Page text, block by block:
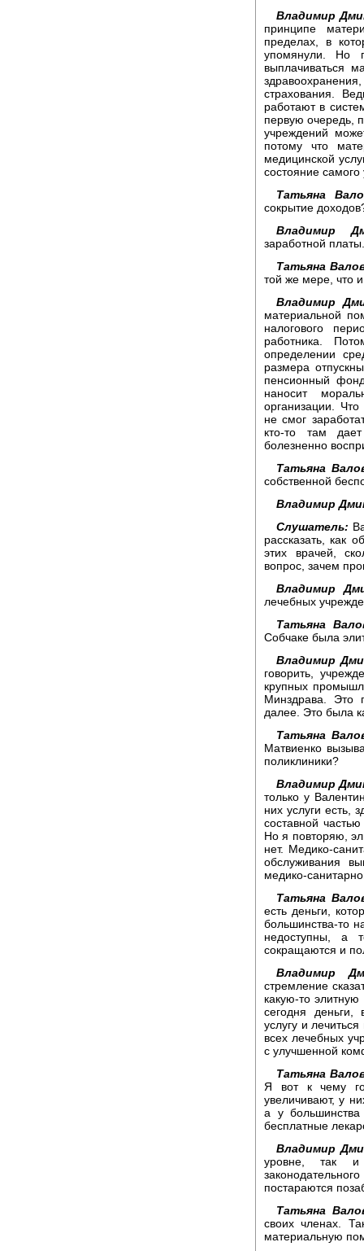
Владимир
принципе
пределах, в
упомянули. Но
выплачиваться
страхования.
работают в
первую очередь,
учреждений
потому что
медицинской
состояние
Татьяна
сокрытие
Владимир
заработной платы.
Татьяна
той же мере, что
Владимир
материальной
налогового
работника.
определении
размера
пенсионный
наносит
организации.
не смог
кто-то там
болезненно
Татьяна
собственной
Владимир
Слушатель:
рассказать, как
этих врачей,
вопрос, зачем
Владимир
лечебных
Татьяна
Собчаке была
Владимир
говорить,
крупных
Минздрава. Это
далее. Это была
Татьяна
Матвиенко
поликлиники?
Владимир
только у
них услуги есть,
составной
Но я повторяю,
нет. Медико-
обслуживания
медико-
Татьяна
есть деньги,
большинства-то
недоступны, а
сокращаются и
Владимир
стремление
какую-то
сегодня деньги,
услугу и
всех лечебных
с улучшенной
Татьяна
Я вот к чему
увеличивают, у
а у
бесплатные
Владимир
уровне, так и
постараются
Татьяна
своих членах.
материальную